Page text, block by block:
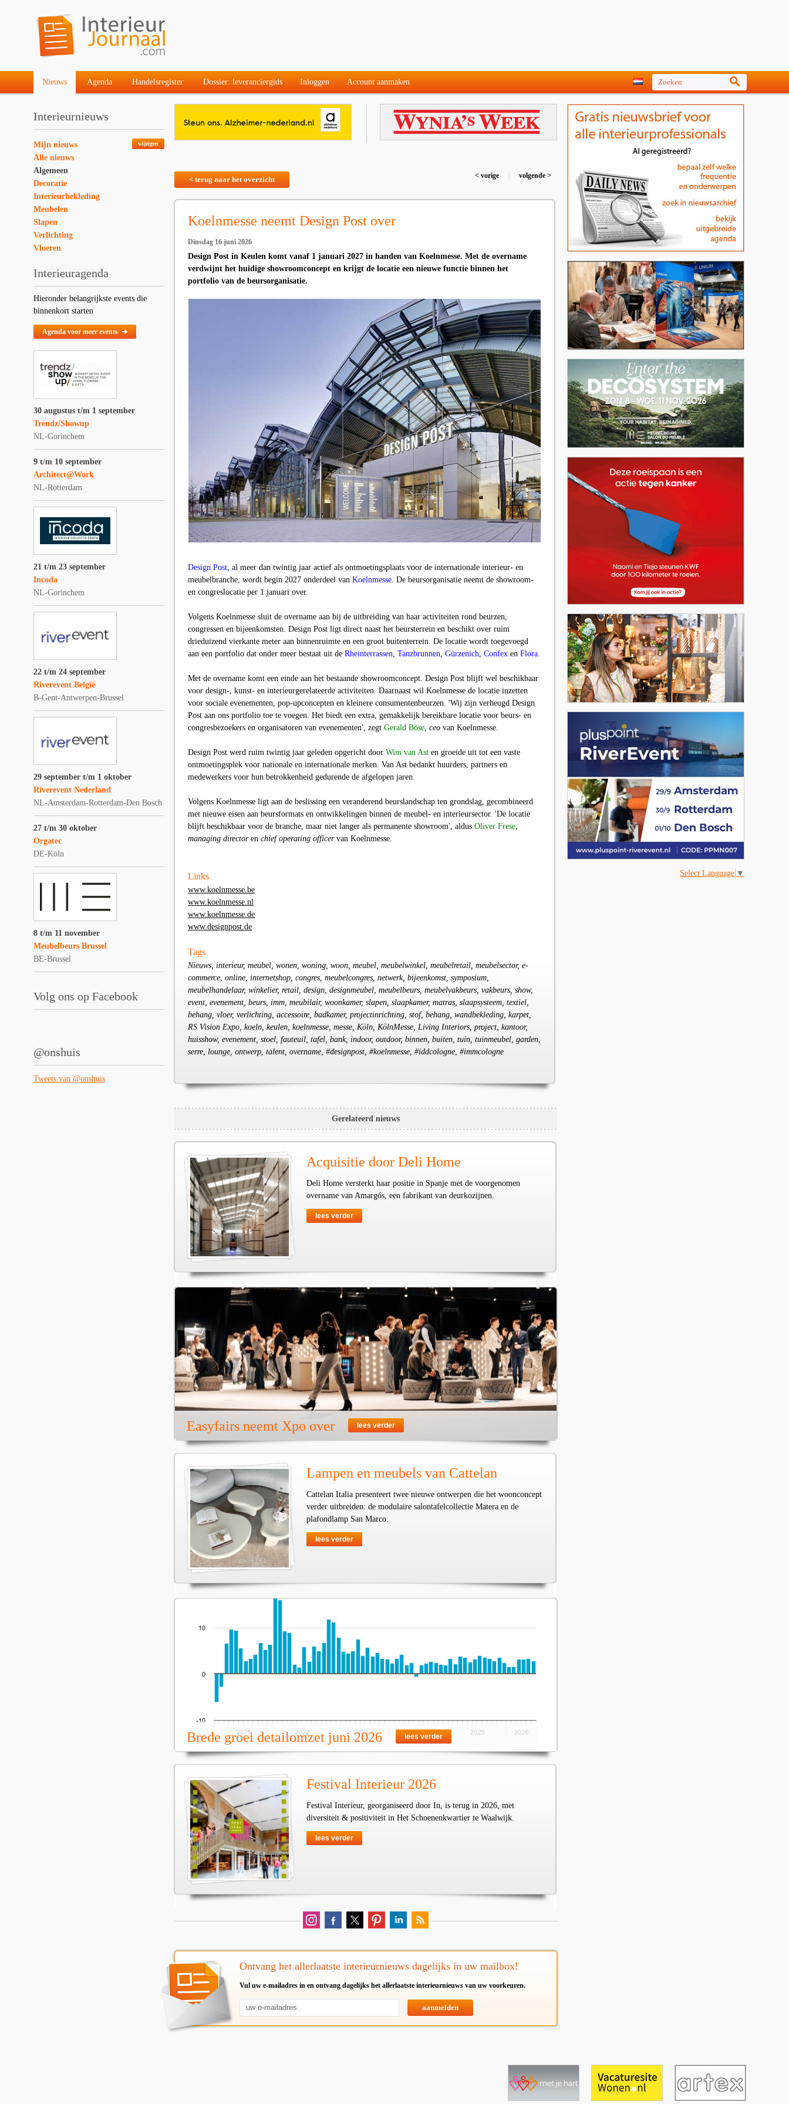
Nieuws Agenda Handelsregister Dossier: leveranciergids Inloggen Account aanmaken
Interieurnieuws
wijzigen
Mijn nieuws
Alle nieuws
Algemeen
Decoratie
Interieurbekleding
Meubelen
Slapen
Verlichting
Vloeren
Interieuragenda
Hieronder belangrijkste events die
binnenkort starten
Agenda voor meer events ➔
30 augustus t/m 1 september
Trendz/Showup
NL-Gorinchem
9 t/m 10 september
Architect@Work
NL-Rotterdam
21 t/m 23 september
Incoda
NL-Gorinchem
22 t/m 24 september
Riverevent België
B-Gent-Antwerpen-Brussel
29 september t/m 1 oktober
Riverevent Nederland
NL-Amsterdam-Rotterdam-Den Bosch
27 t/m 30 oktober
Orgatec
DE-Köln
8 t/m 11 november
Meubelbeurs Brussel
BE-Brussel
Volg ons op Facebook
@onshuis
Tweets van @onshuis
< terug naar het overzicht < vorige volgende >
Koelnmesse neemt Design Post over
Dinsdag 16 juni 2026
Design Post in Keulen komt vanaf 1 januari 2027 in handen van Koelnmesse. Met de overname
verdwijnt het huidige showroomconcept en krijgt de locatie een nieuwe functie binnen het
portfolio van de beursorganisatie.
Design Post, al meer dan twintig jaar actief als ontmoetingsplaats voor de internationale interieur- en
meubelbranche, wordt begin 2027 onderdeel van Koelnmesse. De beursorganisatie neemt de showroom-
en congreslocatie per 1 januari over.
Volgens Koelnmesse sluit de overname aan bij de uitbreiding van haar activiteiten rond beurzen,
congressen en bijeenkomsten. Design Post ligt direct naast het beursterrein en beschikt over ruim
drieduizend vierkante meter aan binnenruimte en een groot buitenterrein. De locatie wordt toegevoegd
aan een portfolio dat onder meer bestaat uit de Rheinterrassen, Tanzbrunnen, Gürzenich, Confex en Flora.
Met de overname komt een einde aan het bestaande showroomconcept. Design Post blijft wel beschikbaar
voor design-, kunst- en interieurgerelateerde activiteiten. Daarnaast wil Koelnmesse de locatie inzetten
voor sociale evenementen, pop-upconcepten en kleinere consumentenbeurzen. 'Wij zijn verheugd Design
Post aan ons portfolio toe te voegen. Het biedt een extra, gemakkelijk bereikbare locatie voor beurs- en
congresbezoekers en organisatoren van evenementen', zegt Gerald Böse, ceo van Koelnmesse.
Design Post werd ruim twintig jaar geleden opgericht door Wim van Ast en groeide uit tot een vaste
ontmoetingsplek voor nationale en internationale merken. Van Ast bedankt huurders, partners en
medewerkers voor hun betrokkenheid gedurende de afgelopen jaren.
Volgens Koelnmesse ligt aan de beslissing een veranderend beurslandschap ten grondslag, gecombineerd
met nieuwe eisen aan beursformats en ontwikkelingen binnen de meubel- en interieursector. 'De locatie
blijft beschikbaar voor de branche, maar niet langer als permanente showroom', aldus Oliver Frese,
managing directoren chief operating officervan Koelnmesse.
Links
www.koelnmesse.be
www.koelnmesse.nl
www.koelnmesse.de
www.designpost.de
Tags
Nieuws, interieur, meubel, wonen, woning, woon, meubel, meubelwinkel, meubelretail, meubelsector, e-
commerce, online, internetshop, congres, meubelcongres, netwerk, bijeenkomst, symposium,
meubelhandelaar, winkelier, retail, design, designmeubel, meubelbeurs, meubelvakbeurs, vakbeurs, show,
event, evenement, beurs, imm, meubilair, woonkamer, slapen, slaapkamer, matras, slaapsysteem, textiel,
behang, vloer, verlichting, accessoire, badkamer, projectinrichting, stof, behang, wandbekleding, karpet,
RS Vision Expo, koeln, keulen, koelnmesse, messe, Köln, KölnMesse, Living Interiors, project, kantoor,
huisshow, evenement, stoel, fauteuil, tafel, bank, indoor, outdoor, binnen, buiten, tuin, tuinmeubel, garden,
serre, lounge, ontwerp, talent, overname, #designpost, #koelnmesse, #iddcologne, #immcologne
Gerelateerd nieuws
Acquisitie door Deli Home
Deli Home versterkt haar positie in Spanje met de voorgenomen
overname van Amargós, een fabrikant van deurkozijnen.
lees verder
Easyfairs neemt Xpo over lees verder
Lampen en meubels van Cattelan
Cattelan Italia presenteert twee nieuwe ontwerpen die het woonconcept
verder uitbreiden: de modulaire salontafelcollectie Matera en de
plafondlamp San Marco.
lees verder
Brede groei detailomzet juni 2026 lees verder
Festival Interieur 2026
Festival Interieur, georganiseerd door In, is terug in 2026, met
diversiteit & positiviteit in Het Schoenenkwartier te Waalwijk.
lees verder
Ontvang het allerlaatste interieurnieuws dagelijks in uw mailbox!
Vul uw e-mailadres in en ontvang dagelijks het allerlaatste interieurnieuws van uw voorkeuren.
aanmelden
Select Language ▼